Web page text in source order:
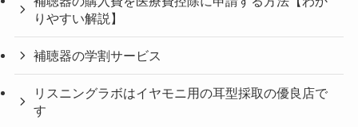
りやすい解説】
補聴器の学割サービス
リスニングラボはイヤモニ用の耳型採取の優良店で
す